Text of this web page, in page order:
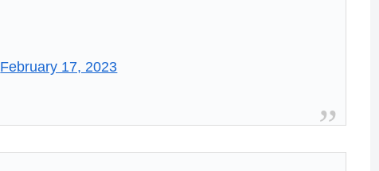
February 17, 2023